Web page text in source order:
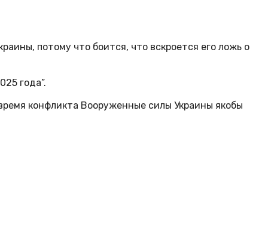
потому что боится, что вскроется его ложь о
года”.
конфликта Вооруженные силы Украины якобы